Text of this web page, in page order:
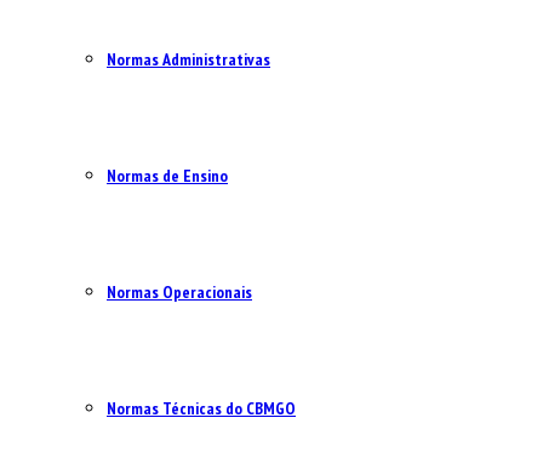
Normas Administrativas
Normas de Ensino
Normas Operacionais
Normas Técnicas do CBMGO